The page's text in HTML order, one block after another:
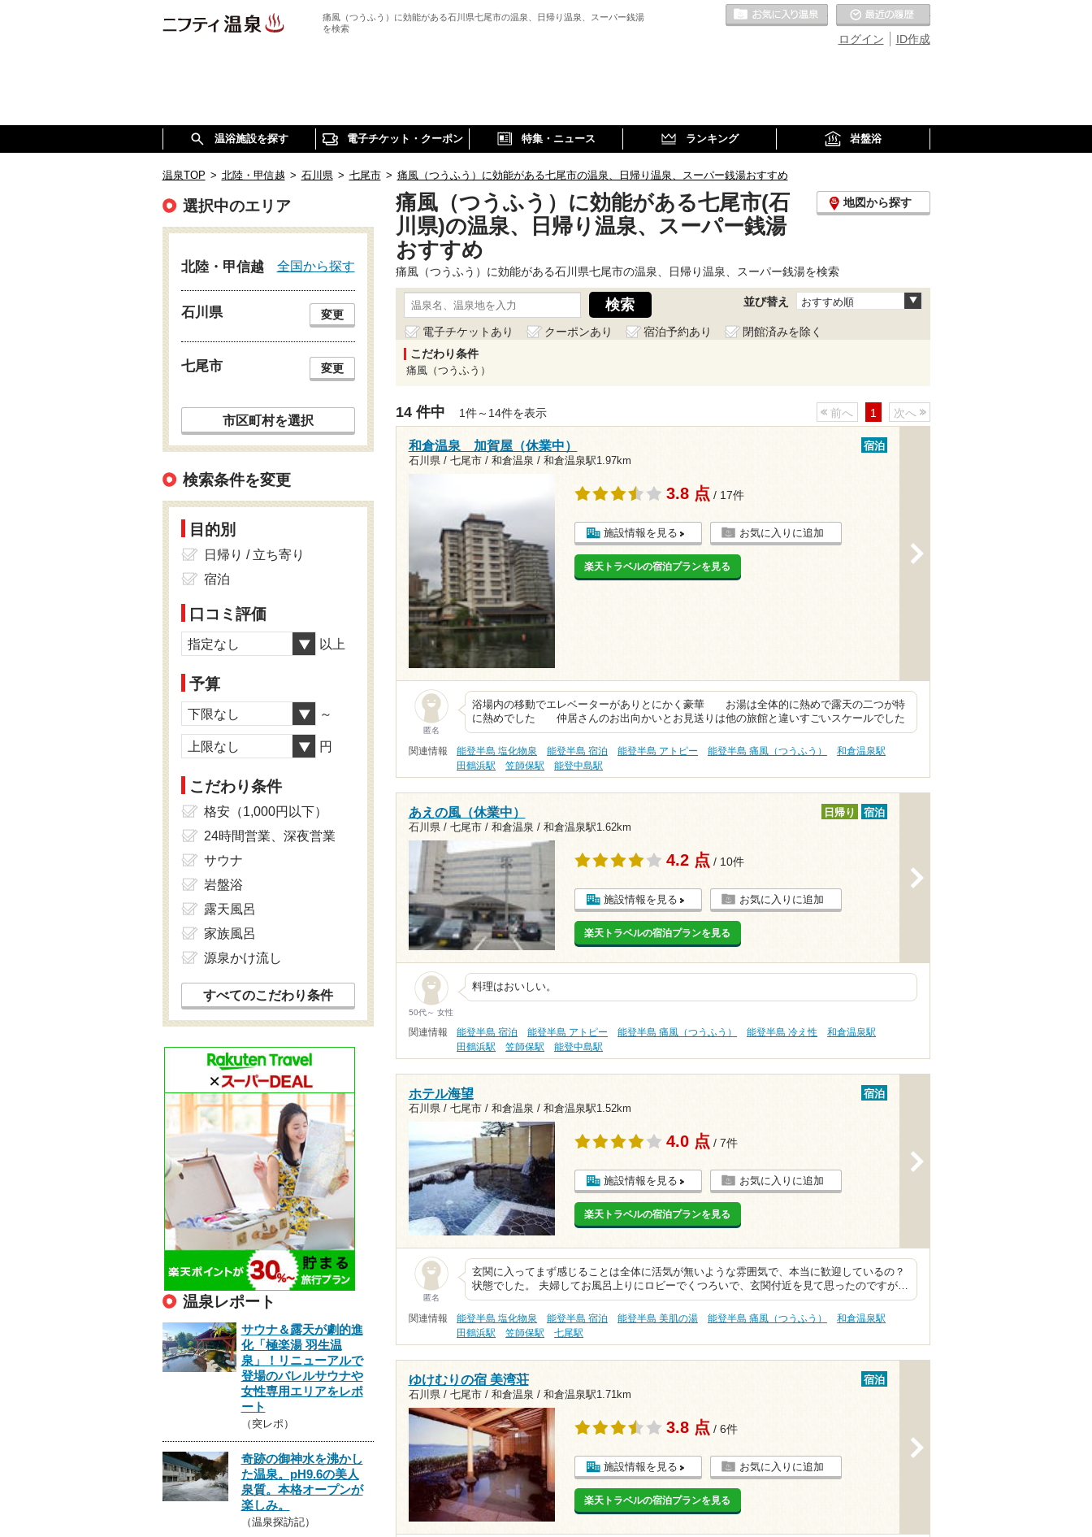
痛風（つうふう）に効能がある石川県七尾市の温泉、日帰り温泉、スーパー銭湯
を検索
ID作成
ログイン
お気に入りの温泉
温浴施設を探す 電子チケット・クーポン 特集・ニュース ランキング 岩盤浴
温泉TOP > 北陸・甲信越 > 石川県 > 七尾市 > 痛風（つうふう）に効能がある七尾市の温泉、日帰り温泉、スーパー銭湯おすすめ
痛風（つうふう）に効能がある七尾市(石
川県)の温泉、日帰り温泉、スーパー銭湯
おすすめ
地図から探す
痛風（つうふう）に効能がある石川県七尾市の温泉、日帰り温泉、スーパー銭湯を検索
並び替え おすすめ順
電子チケットあり クーポンあり 宿泊予約あり
閉館済みを除く
こだわり条件
痛風（つうふう）
14 件中 1件～14件を表示 前へ 1 次へ
和倉温泉 加賀屋（休業中）
石川県 / 七尾市 / 和倉温泉 / 和倉温泉駅1.97km
宿泊
3.8 点 / 17件
施設情報を見る お気に入りに追加
楽天トラベルの宿泊プランを見る
匿名
浴場内の移動でエレベーターがありとにかく豪華 お湯は全体的に熱めで露天の二つが特
に熱めでした 仲居さんのお出向かいとお見送りは他の旅館と違いすごいスケールでした
関連情報 能登半島 塩化物泉 能登半島 宿泊 能登半島 アトピー 能登半島 痛風（つうふう）
和倉温泉駅
田鶴浜駅
笠師保駅 能登中島駅
あえの風（休業中）
石川県 / 七尾市 / 和倉温泉 / 和倉温泉駅1.62km
日帰り 宿泊
4.2 点 / 10件
施設情報を見る お気に入りに追加
楽天トラベルの宿泊プランを見る
50代～ 女性
料理はおいしい。
関連情報 能登半島 宿泊 能登半島 アトピー 能登半島 痛風（つうふう） 能登半島 冷え性
和倉温泉駅
田鶴浜駅
笠師保駅 能登中島駅
ホテル海望
石川県 / 七尾市 / 和倉温泉 / 和倉温泉駅1.52km
宿泊
4.0 点 / 7件
施設情報を見る お気に入りに追加
楽天トラベルの宿泊プランを見る
匿名
玄関に入ってまず感じることは全体に活気が無いような雰囲気で、本当に歓迎しているの？
状態でした。 夫婦してお風呂上りにロビーでくつろいで、玄関付近を見て思ったのですが…
関連情報 能登半島 塩化物泉 能登半島 宿泊 能登半島 美肌の湯 能登半島 痛風（つうふう）
和倉温泉駅
田鶴浜駅
笠師保駅 七尾駅
ゆけむりの宿 美湾荘
石川県 / 七尾市 / 和倉温泉 / 和倉温泉駅1.71km
宿泊
3.8 点 / 6件
施設情報を見る お気に入りに追加
楽天トラベルの宿泊プランを見る
選択中のエリア
北陸・甲信越 全国から探す
石川県 変更
七尾市 変更
市区町村を選択
検索条件を変更
目的別
日帰り / 立ち寄り
宿泊
口コミ評価
指定なし 以上
予算
下限なし ～
上限なし 円
こだわり条件
格安（1,000円以下）
24時間営業、深夜営業
サウナ
岩盤浴
露天風呂
家族風呂
源泉かけ流し
すべてのこだわり条件
温泉レポート
サウナ＆露天が劇的進
化「極楽湯 羽生温
泉」！リニューアルで
登場のバレルサウナや
女性専用エリアをレポ
ート
（突レポ）
奇跡の御神水を沸かし
た温泉。pH9.6の美人
泉質。本格オープンが
楽しみ。
（温泉探訪記）